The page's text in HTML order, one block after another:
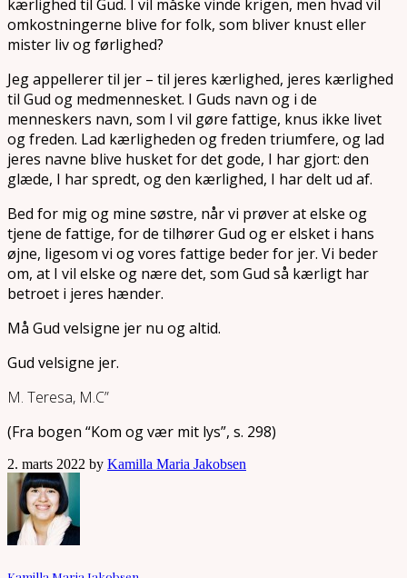
kærlighed til Gud. I vil måske vinde krigen, men hvad vil
omkostningerne blive for folk, som bliver knust eller
mister liv og førlighed?
Jeg appellerer til jer – til jeres kærlighed, jeres kærlighed
til Gud og medmennesket. I Guds navn og i de
menneskers navn, som I vil gøre fattige, knus ikke livet
og freden. Lad kærligheden og freden triumfere, og lad
jeres navne blive husket for det gode, I har gjort: den
glæde, I har spredt, og den kærlighed, I har delt ud af.
Bed for mig og mine søstre, når vi prøver at elske og
tjene de fattige, for de tilhører Gud og er elsket i hans
øjne, ligesom vi og vores fattige beder for jer. Vi beder
om, at I vil elske og nære det, som Gud så kærligt har
betroet i jeres hænder.
Må Gud velsigne jer nu og altid.
Gud velsigne jer.
M. Teresa, M.C”
(Fra bogen “Kom og vær mit lys”, s. 298)
2. marts 2022 by Kamilla Maria Jakobsen